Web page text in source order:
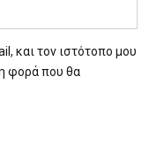
και τον ιστότοπο μου
φορά που θα